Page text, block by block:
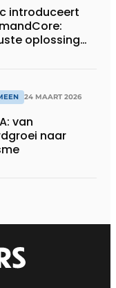
introduceert
oplossing
24 MAART 2026
van
naar